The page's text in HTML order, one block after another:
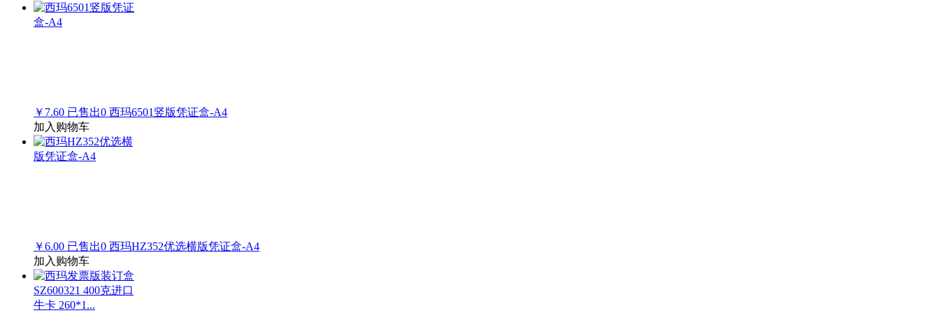
￥7.60 已售出0 西玛6501竖版凭证盒-A4
加入购物车
￥6.00 已售出0 西玛HZ352优选横版凭证盒-A4
加入购物车